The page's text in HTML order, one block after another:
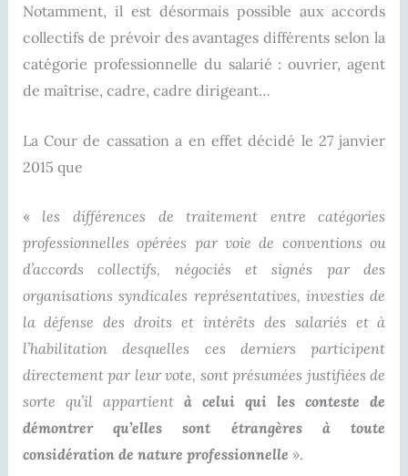
Notamment, il est désormais possible aux accords
collectifs de prévoir des avantages différents selon la
catégorie professionnelle du salarié : ouvrier, agent
de maîtrise, cadre, cadre dirigeant…
La Cour de cassation a en effet décidé le 27 janvier
2015 que
« les différences de traitement entre catégories
professionnelles opérées par voie de conventions ou
d’accords collectifs, négociés et signés par des
organisations syndicales représentatives, investies de
la défense des droits et intérêts des salariés et à
l’habilitation desquelles ces derniers participent
directement par leur vote, sont présumées justifiées de
sorte qu’il appartient à celui qui les conteste de
démontrer qu’elles sont étrangères à toute
considération de nature professionnelle ».